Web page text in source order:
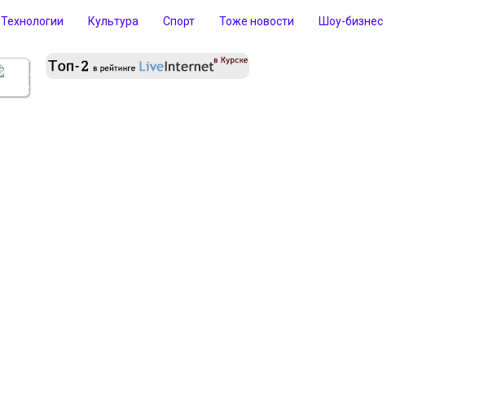
Технологии Культура Спорт Тоже новости Шоу-бизнес